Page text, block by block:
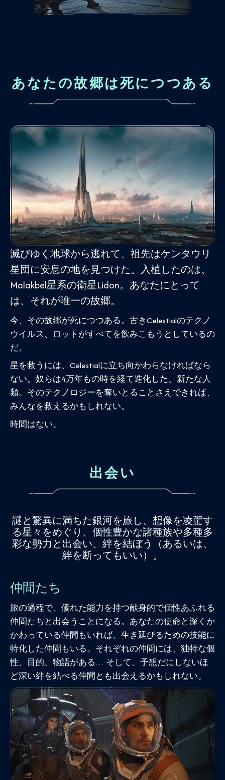
あなたの故郷は死につつある
滅びゆく地球から逃れて、祖先はケンタウリ
星団に安息の地を見つけた。入植したのは、
Malakbel星系の衛星Lidon。あなたにとって
は、それが唯一の故郷。
今、その故郷が死につつある。古きCelestialのテクノ
ウイルス、ロットがすべてを飲みこもうとしているの
だ。
星を救うには、Celestialに立ち向かわらなければなら
ない。奴らは4万年もの時を経て進化した、新たな人
類。そのテクノロジーを奪いとることさえできれば、
みんなを救えるかもしれない。
時間はない。
出会い
謎と驚異に満ちた銀河を旅し、想像を凌駕す
る星々をめぐり、個性豊かな諸種族や多種多
彩な勢力と出会い、絆を結ぼう（あるいは、
絆を断ってもいい）。
仲間たち
旅の過程で、優れた能力を持つ献身的で個性あふれる
仲間たちと出会うことになる。あなたの使命と深くか
かわっている仲間もいれば、生き延びるための技能に
特化した仲間もいる。それぞれの仲間には、独特な個
性、目的、物語がある… そして、予想だにしないほ
ど深い絆を結べる仲間とも出会えるかもしれない。